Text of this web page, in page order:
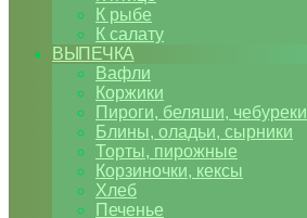
К рыбе
К салату
ВЫПЕЧКА
Вафли
Коржики
Пироги, беляши, чебуреки
Блины, оладьи, сырники
Торты, пирожные
Корзиночки, кексы
Хлеб
Печенье